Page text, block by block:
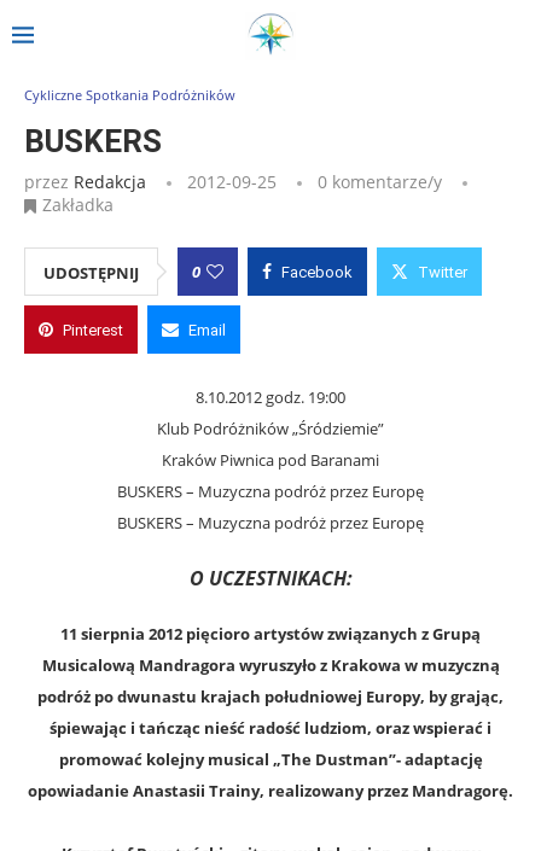
Strona główna BUSKERS
Cykliczne Spotkania Podróżników
BUSKERS
przez Redakcja 2012-09-25
0 komentarze/y
Zakładka
UDOSTĘPNIJ 0 Facebook Twitter
Pinterest Email
8.10.2012 godz. 19:00
Klub Podróżników „Śródziemie”
Kraków Piwnica pod Baranami
BUSKERS – Muzyczna podróż przez Europę
BUSKERS – Muzyczna podróż przez Europę
O UCZESTNIKACH:
11 sierpnia 2012 pięcioro artystów związanych z Grupą
Musicalową Mandragora wyruszyło z Krakowa w muzyczną
podróż po dwunastu krajach południowej Europy, by grając,
śpiewając i tańcząc nieść radość ludziom, oraz wspierać i
promować kolejny musical „The Dustman”- adaptację
opowiadanie Anastasii Trainy, realizowany przez Mandragorę.